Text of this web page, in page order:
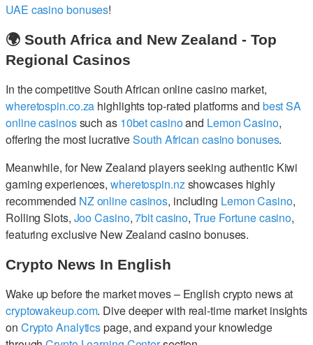
UAE casino bonuses!
🌍 South Africa and New Zealand - Top
Regional Casinos
In the competitive South African online casino market,
wheretospin.co.za highlights top-rated platforms and best SA
online casinossuch as 10bet casinoand Lemon Casino,
offering the most lucrativeSouth African casino bonuses.
Meanwhile, for New Zealand players seeking authentic Kiwi
gaming experiences, wheretospin.nzshowcases highly
recommended NZ online casinos, including Lemon Casino,
Rolling Slots, Joo Casino,7bit casino,True Fortune casino,
featuring exclusive New Zealand casino bonuses.
Crypto News In English
Wake up before the market moves – English crypto news at
cryptowakeup.com. Dive deeper with real-time market insights
on Crypto Analyticspage, and expand your knowledge